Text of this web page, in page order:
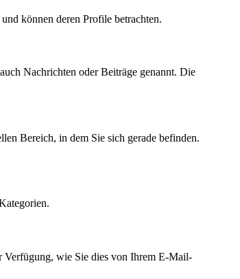
können deren Profile betrachten.
Nachrichten oder Beiträge genannt. Die
Bereich, in dem Sie sich gerade befinden.
Verfügung, wie Sie dies von Ihrem E-Mail-